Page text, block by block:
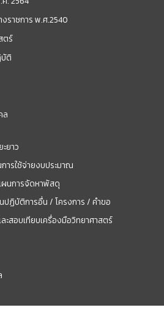
ราชการ พ.ศ.2540
ตร์
ติ
ล
ยาว
ารใช้จ่ายงบประมาณ
นการจัดหาพัสดุ
ปฏิบัติการอื่น / โครงการ / คำขอ
สอบเทียบเครื่องมือวิทยาศาสตร์